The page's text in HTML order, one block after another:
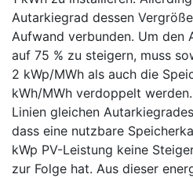
Autarkiegrad dessen
Aufwand verbunden. Um den
auf 75 % zu steigern, muss
2 kWp/MWh als auch die
kWh/MWh verdoppelt
Linien gleichen
dass eine nutzbare
kWp PV-Leistung keine
zur Folge hat. Aus dieser